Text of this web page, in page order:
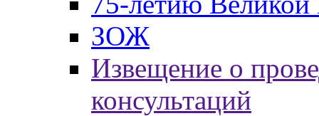
ЗОЖ
Извещение о
консультаций